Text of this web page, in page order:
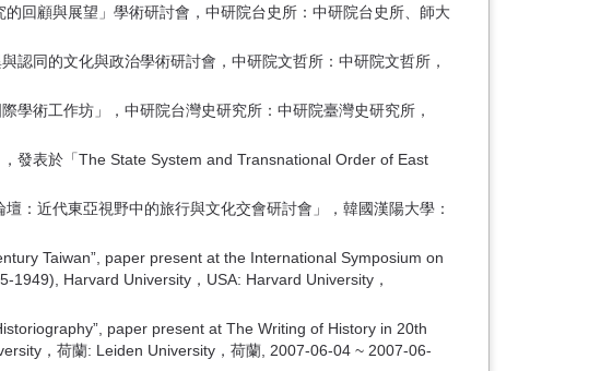
回顧與展望」學術研討會，中研院台史所：中研院台史所、師大
同的文化與政治學術研討會，中研院文哲所：中研院文哲所，
學術工作坊」，中研院台灣史研究所：中研院臺灣史研究所，
發表於「The State System and Transnational Order of East
：近代東亞視野中的旅行與文化交會研討會」，韓國漢陽大學：
Taiwan”, paper present at the International Symposium on
Harvard University，USA: Harvard University，
paper present at The Writing of History in 20th
，荷蘭: Leiden University，荷蘭, 2007-06-04 ~ 2007-06-